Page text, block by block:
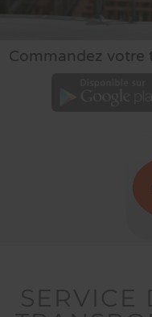
Commandez votre